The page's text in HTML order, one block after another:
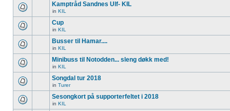
Kamptråd Sandnes Ulf- KIL
in KIL
Cup
in KIL
Busser til Hamar....
in KIL
Minibuss til Notodden... sleng døkk med!
in KIL
Songdal tur 2018
in Turer
Sesongkort på supporterfeltet i 2018
in KIL